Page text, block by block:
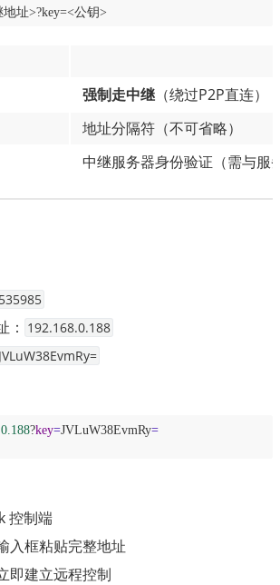
址>?key=<公钥>
强制走中继 （绕过P2P直连）
地址分隔符（不可省略）
中继服务器身份验证（需与服
： 192.168.0.188
JVLuW38EvmRy=
0.188?key=JVLuW38EvmRy=
控制端
入框粘贴完整地址
即建立远程控制